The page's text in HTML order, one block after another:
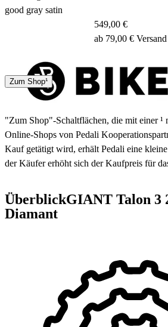
good gray satin
4 - 7 Tage
549,00 €
ab 79,00 € Versand
Zum Shop¹
"Zum Shop"-Schaltflächen, die mit einer ¹
Online-Shops von Pedali
Kauf getätigt wird, erhält Pedali eine
der Käufer erhöht sich der Kaufpreis für
ÜberblickGIANT Talon 3
Diamant